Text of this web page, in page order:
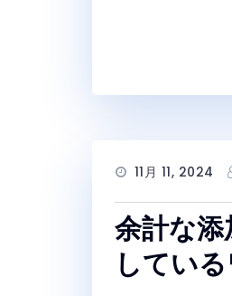
11月 11, 2024
余計な
してい